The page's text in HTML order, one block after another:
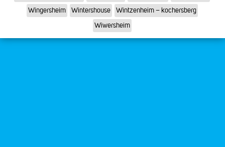
Wingersheim
Wintershouse
Wintzenheim – kochersberg
Wiwersheim